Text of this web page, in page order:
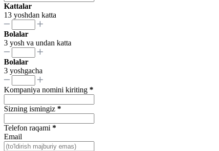
Kattalar
13 yoshdan katta
Bolalar
3 yosh va undan katta
Bolalar
3 yoshgacha
Kompaniya nomini kiriting *
Sizning ismingiz *
Telefon raqami *
Email